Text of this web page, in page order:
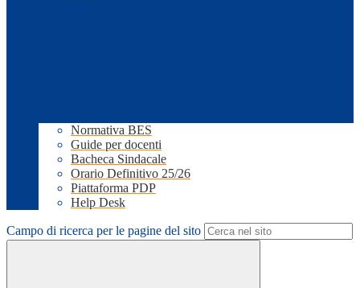
Normativa BES
Guide per docenti
Bacheca Sindacale
Orario Definitivo 25/26
Piattaforma PDP
Help Desk
Campo di ricerca per le pagine del sito